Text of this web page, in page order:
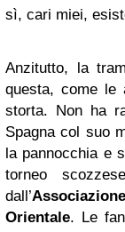
sì, cari miei,
Anzitutto, la
questa, come le
storta. Non ha
Spagna col suo
la pannocchia e
torneo
dall’
Orientale. Le